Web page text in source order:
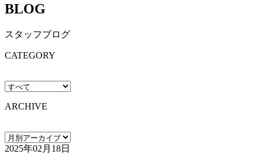
BLOG
スタッフブログ
CATEGORY
ARCHIVE
2025年02月18日